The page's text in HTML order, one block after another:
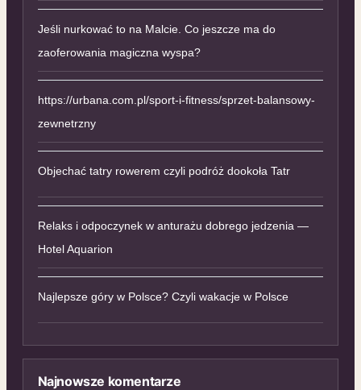
Jeśli nurkować to na Malcie. Co jeszcze ma do
zaoferowania magiczna wyspa?
https://urbana.com.pl/sport-i-fitness/sprzet-balansowy-
zewnetrzny
Objechać tatry rowerem czyli podróż dookoła Tatr
Relaks i odpoczynek w anturażu dobrego jedzenia —
Hotel Aquarion
Najlepsze góry w Polsce? Czyli wakacje w Polsce
Najnowsze komentarze